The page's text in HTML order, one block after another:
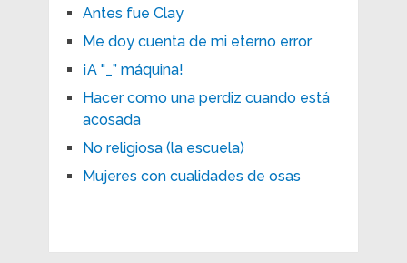
Antes fue Clay
Me doy cuenta de mi eterno error
¡A "_” máquina!
Hacer como una perdiz cuando está
acosada
No religiosa (la escuela)
Mujeres con cualidades de osas